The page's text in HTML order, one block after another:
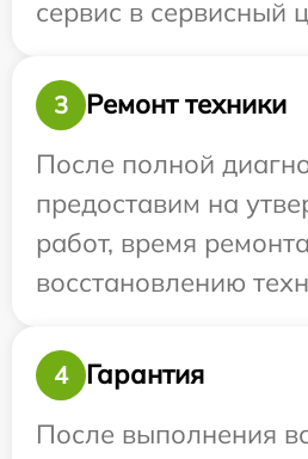
сервис в сервисный
3
Ремонт техники
После полной
предоставим на
работ, время
восстановлению
4
Гарантия
После выполнения